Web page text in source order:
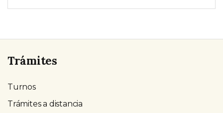
Trámites
Turnos
Trámites a distancia